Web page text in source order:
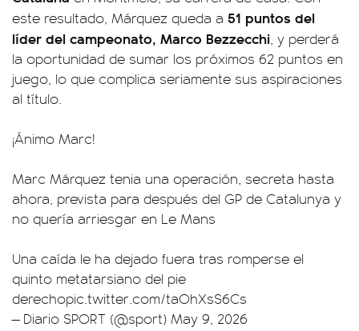
este resultado, Márquez queda a 51 puntos del
líder del campeonato, Marco Bezzecchi, y perderá
la oportunidad de sumar los próximos 62 puntos en
juego, lo que complica seriamente sus aspiraciones
al título.
¡Ánimo Marc!
Marc Márquez tenia una operación, secreta hasta
ahora, prevista para después del GP de Catalunya y
no quería arriesgar en Le Mans
Una caída le ha dejado fuera tras romperse el
quinto metatarsiano del pie
derechopic.twitter.com/taOhXsS6Cs
— Diario SPORT (@sport) May 9, 2026